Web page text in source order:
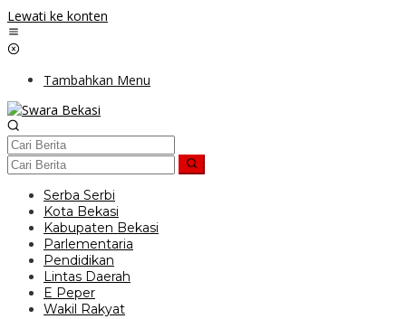
Lewati ke konten
Tambahkan Menu
Serba Serbi
Kota Bekasi
Kabupaten Bekasi
Parlementaria
Pendidikan
Lintas Daerah
E Peper
Wakil Rakyat